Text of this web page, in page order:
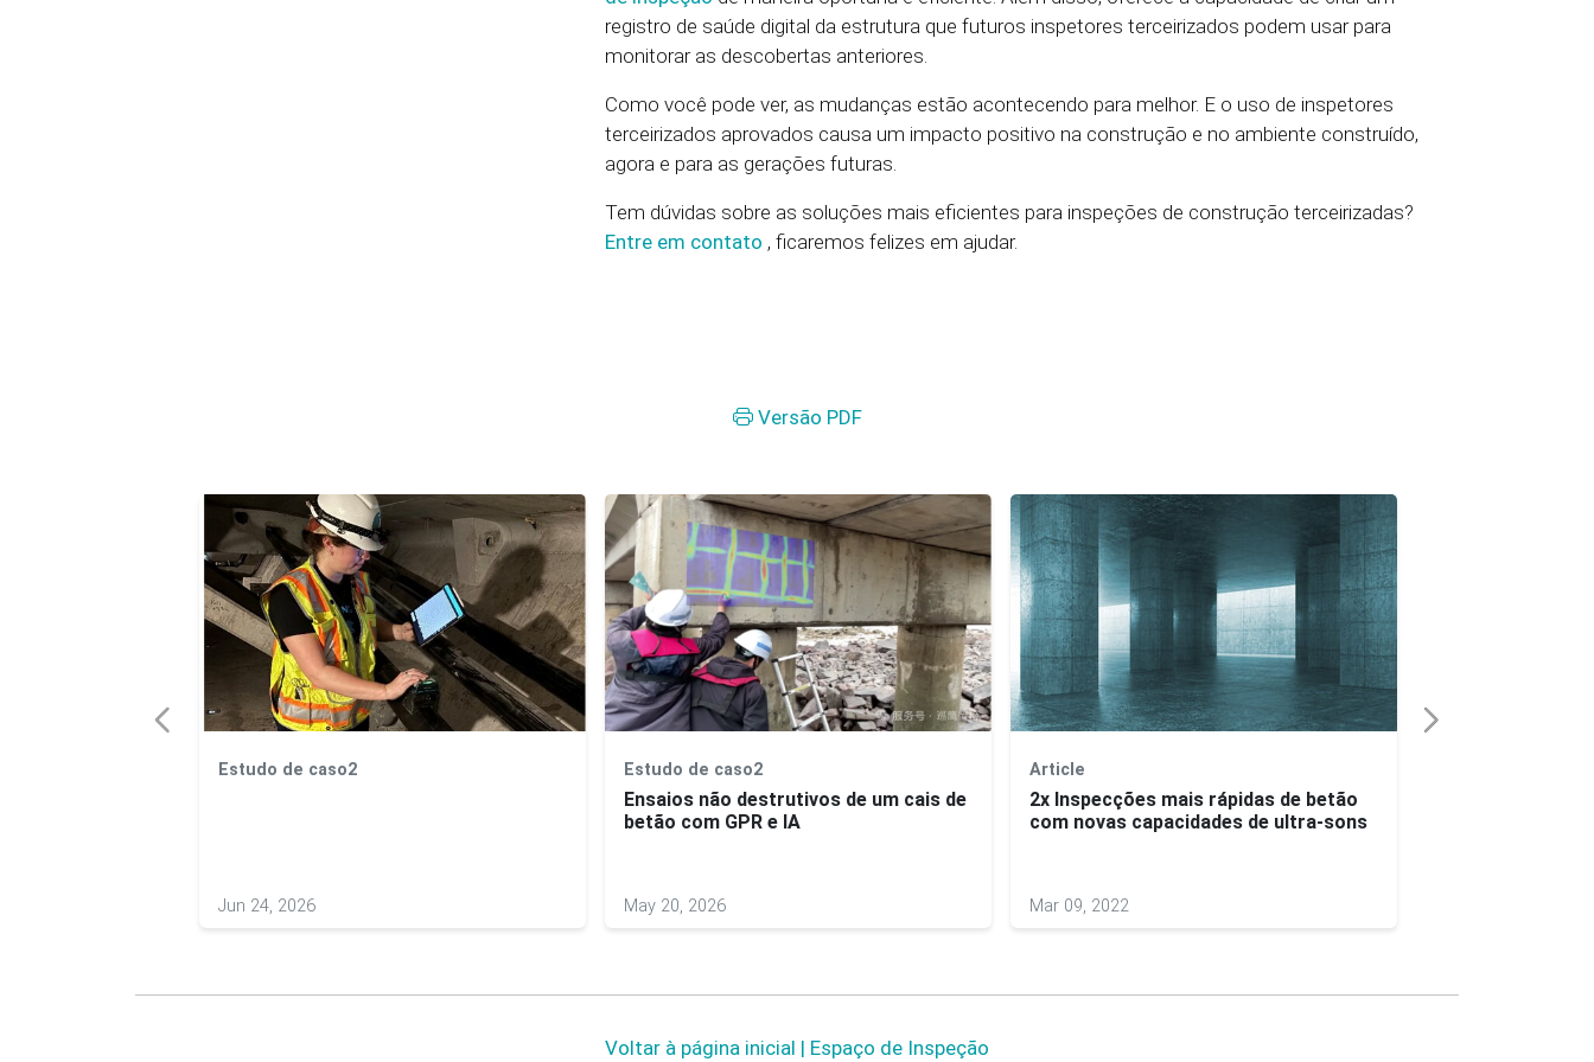
registro de saúde digital da estrutura que futuros inspetores terceirizados podem usar para
monitorar as descobertas anteriores.
Como você pode ver, as mudanças estão acontecendo para melhor. E o uso de inspetores
terceirizados aprovados causa um impacto positivo na construção e no ambiente construído,
agora e para as gerações futuras.
Tem dúvidas sobre as soluções mais eficientes para inspeções de construção terceirizadas?
Entre em contato , ficaremos felizes em ajudar.
Versão PDF
Estudo de caso2
Jun 24, 2026
Estudo de caso2
Ensaios não destrutivos de um cais de
betão com GPR e IA
May 20, 2026
Article
2x Inspecções mais rápidas de betão
com novas capacidades de ultra-sons
Mar 09, 2022
Voltar à página inicial | Espaço de Inspeção